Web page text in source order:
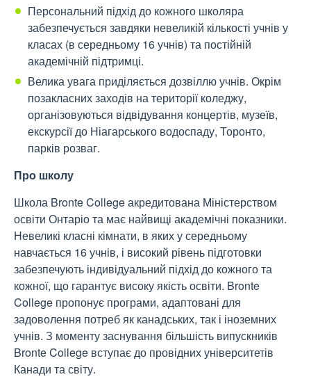
Персональний підхід до кожного школяра
забезпечується завдяки невеликій кількості учнів у
класах (в середньому 16 учнів) та постійній
академічній підтримці.
Велика увага приділяється дозвіллю учнів. Окрім
позакласних заходів на території коледжу,
організовуються відвідування концертів, музеїв,
екскурсії до Ніагарського водоспаду, Торонто,
парків розваг.
Про школу
Школа Bronte College акредитована Міністерством
освіти Онтаріо та має найвищі академічні показники.
Невеликі класні кімнати, в яких у середньому
навчається 16 учнів, і високий рівень підготовки
забезпечують індивідуальний підхід до кожного та
кожної, що гарантує високу якість освіти. Bronte
College пропонує програми, адаптовані для
задоволення потреб як канадських, так і іноземних
учнів. З моменту заснування більшість випускників
Bronte College вступає до провідних університетів
Канади та світу.